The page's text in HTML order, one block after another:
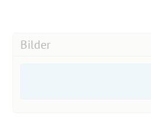
Bilder